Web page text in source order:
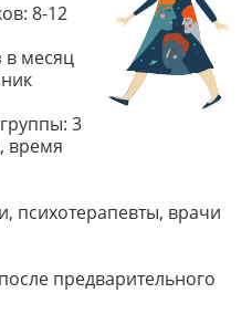
8-12
в месяц
3
время
психотерапевты, врачи
предварительного